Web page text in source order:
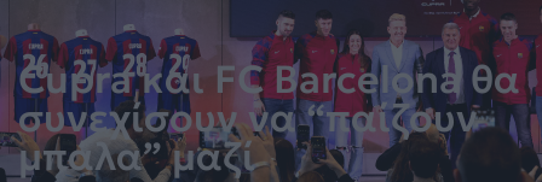
Cupra και FC Barcelona θα
συνεχίσουν να “παίζουν
μπάλα” μαζί